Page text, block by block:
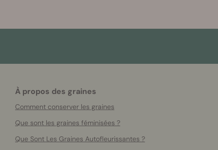
À propos des graines
Comment conserver les graines
Que sont les graines féminisées ?
Que Sont Les Graines Autofleurissantes ?